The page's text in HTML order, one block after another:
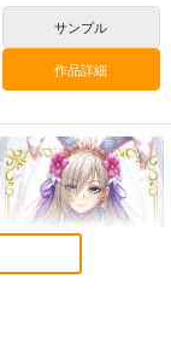
軍艦・艦載機のひみ
つ 総集編その19
EINSATZ GRUPPE ＆
サンプル
作品詳細